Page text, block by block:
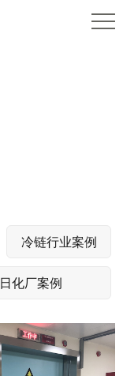
冷链行业案例
日化厂案例